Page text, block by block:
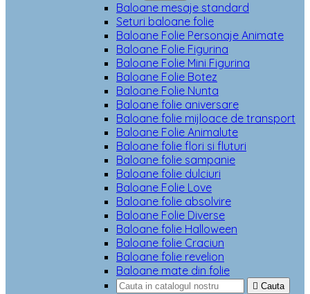
Baloane mesaje standard
Seturi baloane folie
Baloane Folie Personaje Animate
Baloane Folie Figurina
Baloane Folie Mini Figurina
Baloane Folie Botez
Baloane Folie Nunta
Baloane folie aniversare
Baloane folie mijloace de transport
Baloane Folie Animalute
Baloane folie flori si fluturi
Baloane folie sampanie
Baloane folie dulciuri
Baloane Folie Love
Baloane folie absolvire
Baloane Folie Diverse
Baloane folie Halloween
Baloane folie Craciun
Baloane folie revelion
Baloane mate din folie
 Cauta